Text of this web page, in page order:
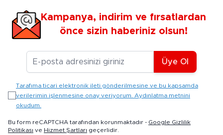
Kampanya, indirim ve fırsatlardan
önce sizin haberiniz olsun!
E-posta Adresiniz
Üye Ol
Tarafıma ticari elektronik ileti gönderilmesine ve bu kapsamda
verilerimin işlenmesine onay veriyorum. Aydınlatma metnini
okudum.
Bu form reCAPTCHA tarafından korunmaktadır - Google Gizlilik
Politikası ve Hizmet Şartları geçerlidir.